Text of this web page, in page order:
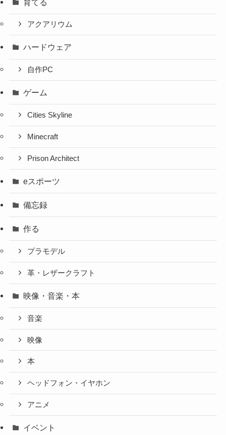
アクアリウム
ハードウェア
自作PC
ゲーム
Cities Skyline
Minecraft
Prison Architect
eスポーツ
備忘録
作る
プラモデル
革・レザークラフト
映像・音楽・本
音楽
映像
本
ヘッドフォン・イヤホン
アニメ
イベント